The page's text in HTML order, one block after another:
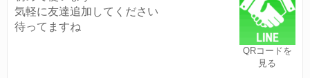
QRコードを
見る
気軽に友達追加してください
待ってますね